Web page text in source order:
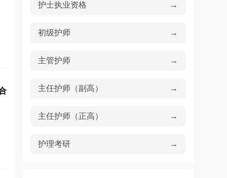
→
护士执业资格
→
初级护师
→
主管护师
→
主任护师（副高）
→
主任护师（正高）
→
护理考研